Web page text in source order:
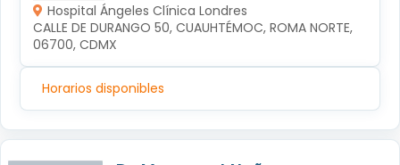
Hospital Ángeles Clínica Londres
CALLE DE DURANGO 50, CUAUHTÉMOC, ROMA NORTE,
06700, CDMX
Horarios disponibles